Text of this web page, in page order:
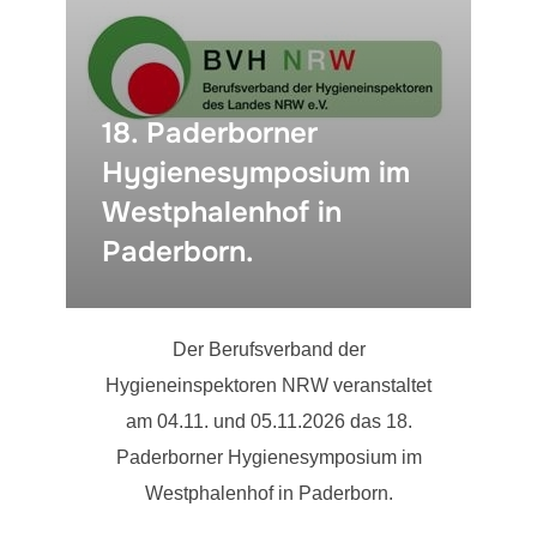
18. Paderborner
Hygienesymposium im
Westphalenhof in
Paderborn.
Der Berufsverband der
Hygieneinspektoren NRW veranstaltet
am 04.11. und 05.11.2026 das 18.
Paderborner Hygienesymposium im
Westphalenhof in Paderborn.